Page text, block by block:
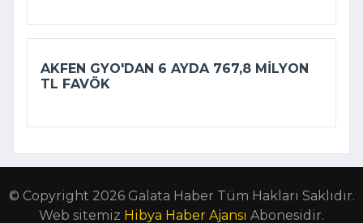
AKFEN GYO'DAN 6 AYDA 767,8 MILYON
TL FAVÖK
© Copyright 2026 Galata Haber Tüm Hakları Saklıdır.
Web sitemiz Hibya Haber Ajansı Abonesidir.